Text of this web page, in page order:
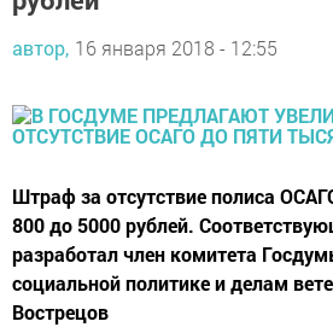
автор, 16 января 2018 - 12:55
Штраф за отсутствие полиса
800 до 5000 рублей.
разработал член комитета
социальной политике и делам
Вострецов